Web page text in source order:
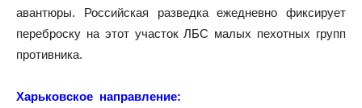
авантюры. Российская разведка ежедневно фиксирует
переброску на этот участок ЛБС малых пехотных групп
противника.
Харьковское направление: